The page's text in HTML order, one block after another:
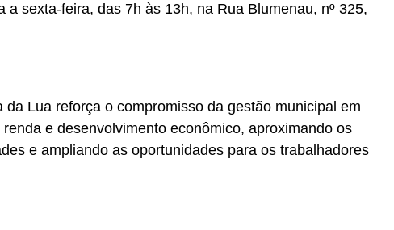
a sexta-feira, das 7h às 13h, na Rua Blumenau, nº 325,
Lua reforça o compromisso da gestão municipal em
e desenvolvimento econômico, aproximando os
e ampliando as oportunidades para os trabalhadores